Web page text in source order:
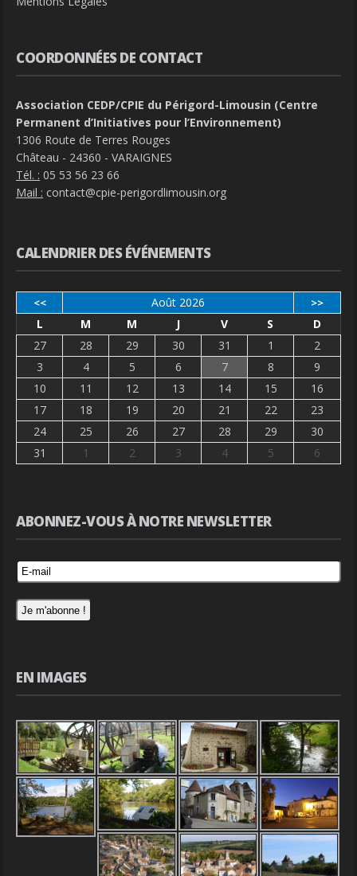
COORDONNÉES DE CONTACT
Association CEDP/CPIE du Périgord-Limousin (Centre
Permanent d’Initiatives pour l’Environnement)
1306 Route de Terres Rouges
Château - 24360 - VARAIGNES
Tél. : 05 53 56 23 66
Mail : contact@cpie-perigordlimousin.org
CALENDRIER DES ÉVÉNEMENTS
<< Août 2026 >>
L M M J V S
D
27
28 29 30 31 1
2
3
4 5 6 7 8
9
10
11 12 13 14 15
16
17
18 19 20 21 22
23
24
25 26 27 28 29
30
31
1 2 3 4 5 6
ABONNEZ-VOUS À NOTRE NEWSLETTER
EN IMAGES